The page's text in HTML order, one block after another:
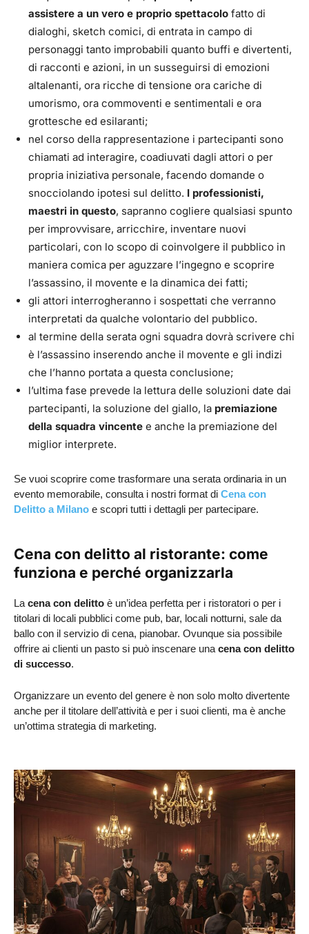
assistere a un vero e proprio spettacolo fatto di
dialoghi, sketch comici, di entrata in campo di
personaggi tanto improbabili quanto buffi e divertenti,
di racconti e azioni, in un susseguirsi di emozioni
altalenanti, ora ricche di tensione ora cariche di
umorismo, ora commoventi e sentimentali e ora
grottesche ed esilaranti;
nel corso della rappresentazione i partecipanti sono
chiamati ad interagire, coadiuvati dagli attori o per
propria iniziativa personale, facendo domande o
snocciolando ipotesi sul delitto. I professionisti,
maestri in questo, sapranno cogliere qualsiasi spunto
per improvvisare, arricchire, inventare nuovi
particolari, con lo scopo di coinvolgere il pubblico in
maniera comica per aguzzare l’ingegno e scoprire
l’assassino, il movente e la dinamica dei fatti;
gli attori interrogheranno i sospettati che verranno
interpretati da qualche volontario del pubblico.
al termine della serata ogni squadra dovrà scrivere chi
è l’assassino inserendo anche il movente e gli indizi
che l’hanno portata a questa conclusione;
l’ultima fase prevede la lettura delle soluzioni date dai
partecipanti, la soluzione del giallo, la premiazione
della squadra vincente e anche la premiazione del
miglior interprete.
Se vuoi scoprire come trasformare una serata ordinaria in un
evento memorabile, consulta i nostri format di Cena con
Delitto a Milano e scopri tutti i dettagli per partecipare.
Cena con delitto al ristorante: come
funziona e perché organizzarla
La cena con delitto è un’idea perfetta per i ristoratori o per i
titolari di locali pubblici come pub, bar, locali notturni, sale da
ballo con il servizio di cena, pianobar. Ovunque sia possibile
offrire ai clienti un pasto si può inscenare una cena con delitto
di successo.
Organizzare un evento del genere è non solo molto divertente
anche per il titolare dell’attività e per i suoi clienti, ma è anche
un’ottima strategia di marketing.